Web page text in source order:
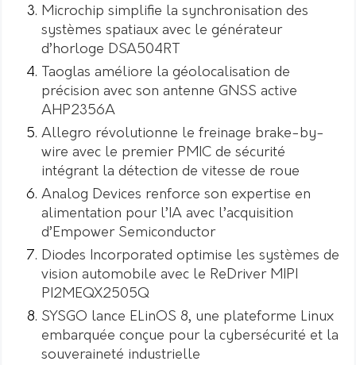
Microchip simplifie la synchronisation des
systèmes spatiaux avec le générateur
d’horloge DSA504RT
Taoglas améliore la géolocalisation de
précision avec son antenne GNSS active
AHP2356A
Allegro révolutionne le freinage brake-by-
wire avec le premier PMIC de sécurité
intégrant la détection de vitesse de roue
Analog Devices renforce son expertise en
alimentation pour l’IA avec l’acquisition
d’Empower Semiconductor
Diodes Incorporated optimise les systèmes de
vision automobile avec le ReDriver MIPI
PI2MEQX2505Q
SYSGO lance ELinOS 8, une plateforme Linux
embarquée conçue pour la cybersécurité et la
souveraineté industrielle